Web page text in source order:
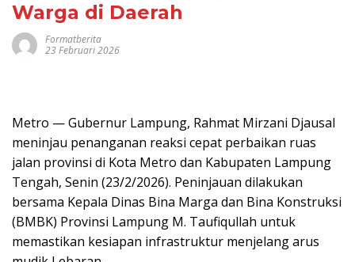
Warga di Daerah
Formatberita
23 Februari 2026
Metro — Gubernur Lampung, Rahmat Mirzani Djausal
meninjau penanganan reaksi cepat perbaikan ruas
jalan provinsi di Kota Metro dan Kabupaten Lampung
Tengah, Senin (23/2/2026). Peninjauan dilakukan
bersama Kepala Dinas Bina Marga dan Bina Konstruksi
(BMBK) Provinsi Lampung M. Taufiqullah untuk
memastikan kesiapan infrastruktur menjelang arus